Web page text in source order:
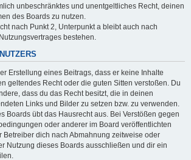
unbeschränktes und unentgeltliches Recht, deinen
des Boards zu nutzen.
nach Punkt 2, Unterpunkt a bleibt auch nach
bestehen.
Erstellung eines Beitrags, dass er keine Inhalte
geltendes Recht oder die guten Sitten verstoßen. Du
dass du das Recht besitzt, die in deinen
Links und Bilder zu setzen bzw. zu verwenden.
Boards übt das Hausrecht aus. Bei Verstößen gegen
oder anderer im Board veröffentlichten
Betreiber dich nach Abmahnung zeitweise oder
Nutzung dieses Boards ausschließen und dir ein